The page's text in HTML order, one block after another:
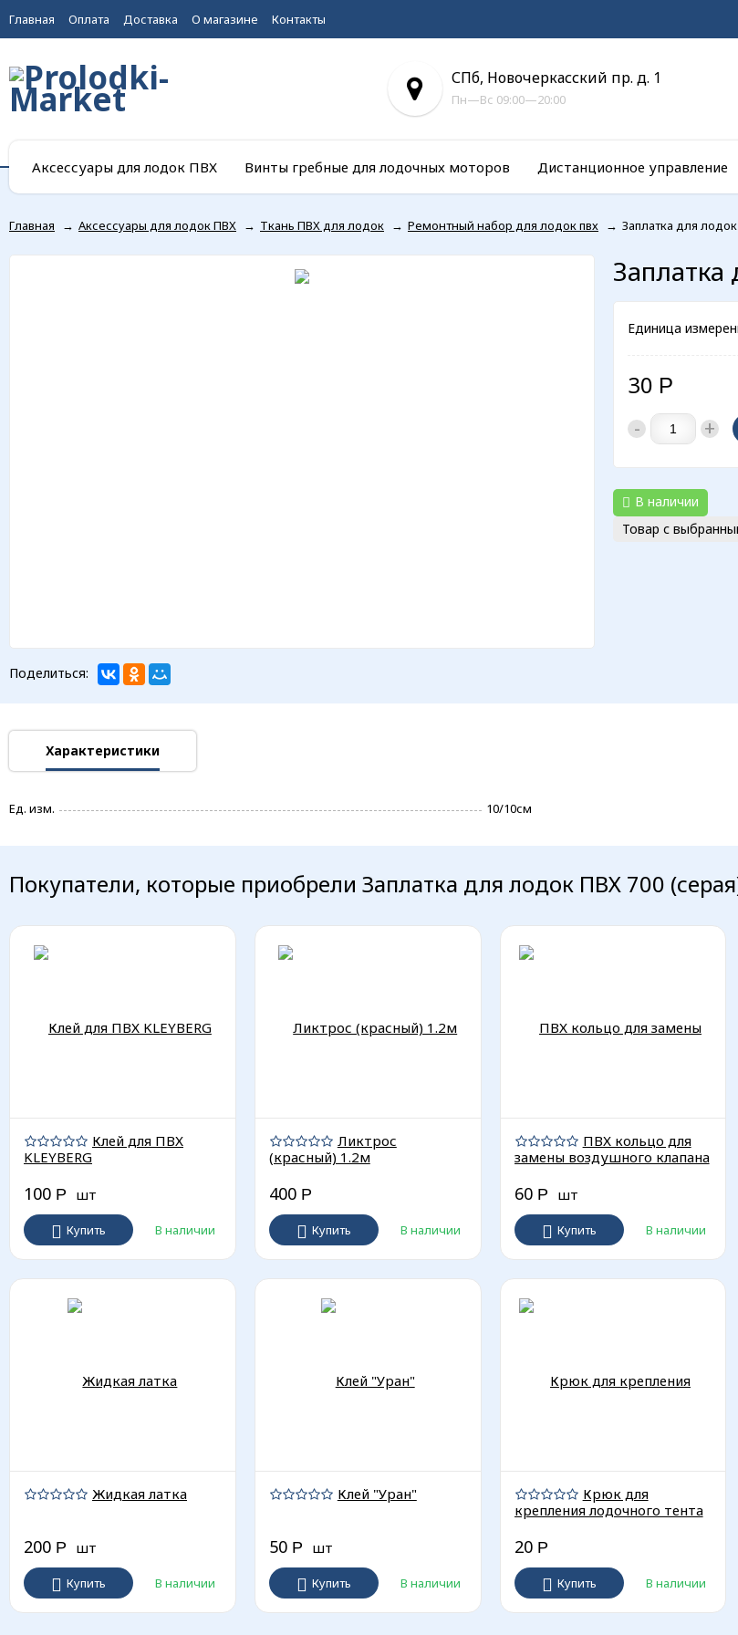
Главная Оплата Доставка О магазине Контакты
СПб, Новочеркасский пр. д. 1
Пн—Вс 09:00—20:00
Аксессуары для лодок ПВХ Винты гребные для лодочных моторов Дистанционное управление
Главная → Аксессуары для лодок ПВХ → Ткань ПВХ для лодок → Ремонтный набор для лодок пвх → Заплатка для
Поделиться:
Единица
30 Р
- +
В наличии
Товар с
Характеристики
Ед. изм. 10/10см
Покупатели, которые приобрели Заплатка для лодок ПВХ 700
Клей для ПВХ
KLEYBERG
100 Р шт
Купить В наличии
Ликтрос
(красный) 1.2м
400 Р
Купить В наличии
ПВХ кольцо для
замены воздушного клапана
60 Р шт
Купить В наличии
Жидкая латка
200 Р шт
Купить В наличии
Клей "Уран"
50 Р шт
Купить В наличии
Крюк для
крепления лодочного тента
20 Р
Купить В наличии